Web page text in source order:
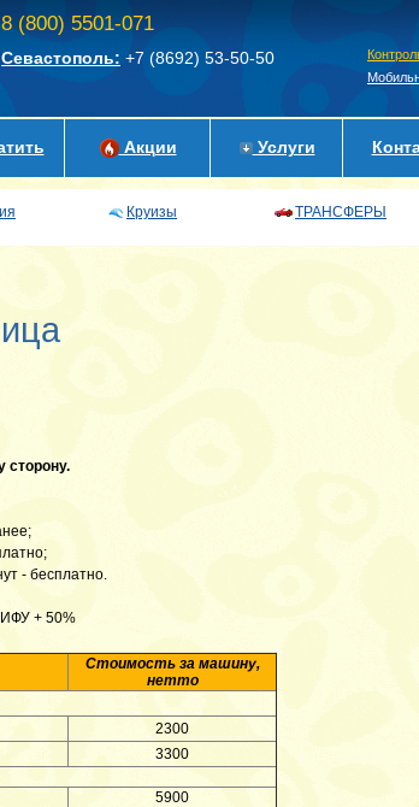
8 (800) 5501-071
Севастополь: +7 (8692) 53-50-50
Акции Услуги
Круизы ТРАНСФЕРЫ
сторону.
- бесплатно.
+ 50%
Стоимость за машину,
нетто
2300
3300
5900